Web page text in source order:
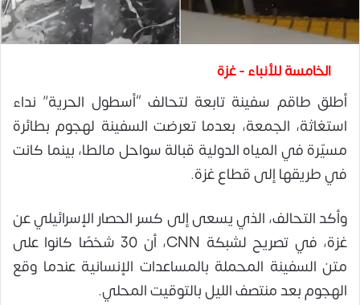
الخامسة للأنباء - غزة
أطلق طاقم سفينة تابعة لتحالف “أسطول الحرية” نداء
استغاثة، الجمعة، بعدما تعرضت السفينة لهجوم بطائرة
مسيّرة في المياه الدولية قبالة سواحل مالطا، بينما كانت
في طريقها إلى قطاع غزة.
وأكد التحالف، الذي يسعى إلى كسر الحصار الإسرائيلي عن
غزة، في تصريح لشبكة CNN، أن 30 شخصًا كانوا على
متن السفينة المحملة بالمساعدات الإنسانية عندما وقع
الهجوم بعد منتصف الليل بالتوقيت المحلي.